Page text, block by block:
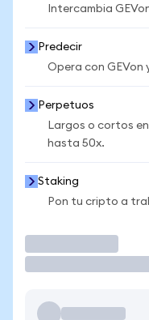
Intercambia
Predecir
Opera con
Perpetuos
Largos o cortos
hasta 50x.
Staking
Pon tu cripto a